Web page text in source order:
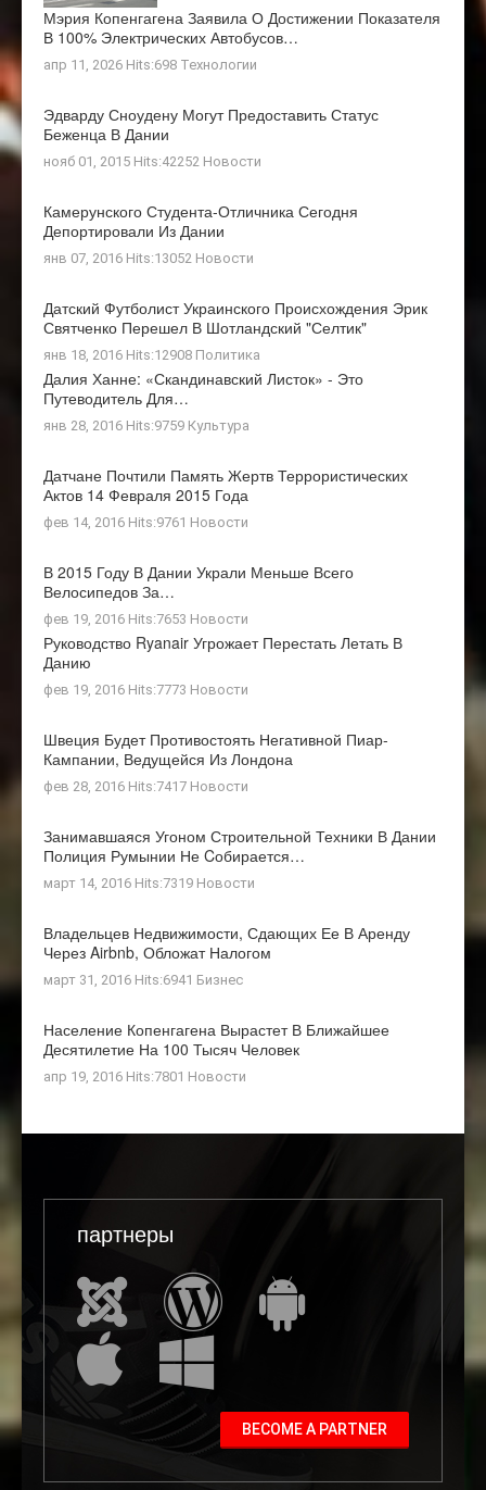
Мэрия Копенгагена Заявила О Достижении Показателя
В 100% Электрических Автобусов…
апр 11, 2026 Hits:698 Технологии
Эдварду Сноудену Могут Предоставить Статус
Беженца В Дании
нояб 01, 2015 Hits:42252 Новости
Камерунского Студента-Отличника Сегодня
Депортировали Из Дании
янв 07, 2016 Hits:13052 Новости
Датский Футболист Украинского Происхождения Эрик
Святченко Перешел В Шотландский "Селтик"
янв 18, 2016 Hits:12908 Политика
Далия Ханне: «Скандинавский Листок» - Это
Путеводитель Для…
янв 28, 2016 Hits:9759 Культура
Датчане Почтили Память Жертв Террористических
Актов 14 Февраля 2015 Года
фев 14, 2016 Hits:9761 Новости
В 2015 Году В Дании Украли Меньше Всего
Велосипедов За…
фев 19, 2016 Hits:7653 Новости
Руководство Ryanair Угрожает Перестать Летать В
Данию
фев 19, 2016 Hits:7773 Новости
Швеция Будет Противостоять Негативной Пиар-
Кампании, Ведущейся Из Лондона
фев 28, 2016 Hits:7417 Новости
Занимавшаяся Угоном Строительной Техники В Дании
Полиция Румынии Не Cобирается…
март 14, 2016 Hits:7319 Новости
Владельцев Недвижимости, Сдающих Ее В Аренду
Через Airbnb, Обложат Налогом
март 31, 2016 Hits:6941 Бизнес
Население Копенгагена Вырастет В Ближайшее
Десятилетие На 100 Тысяч Человек
апр 19, 2016 Hits:7801 Новости
партнеры
BECOME A PARTNER